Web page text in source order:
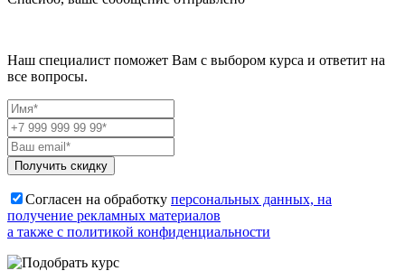
Наш специалист поможет Вам с выбором курса и ответит на
все вопросы.
Получить скидку
Согласен на обработку персональных данных, на
получение рекламных материалов
а также с политикой конфиденциальности